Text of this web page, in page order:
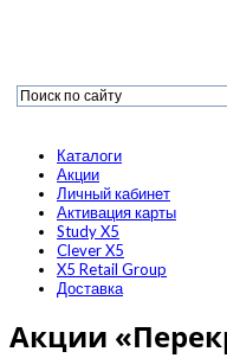
Каталоги
Акции
Личный кабинет
Активация карты
Study X5
Clever X5
X5 Retail Group
Доставка
Акции